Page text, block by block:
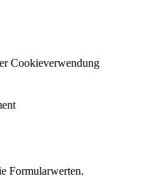
Cookieverwendung
Formularwerten.